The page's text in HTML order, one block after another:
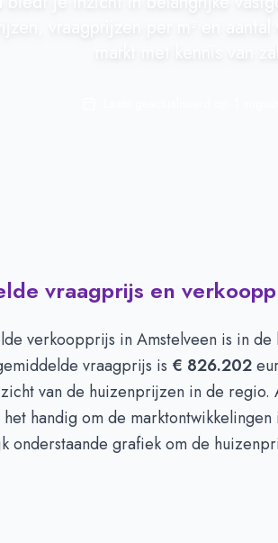
vraagprijs en
verkoopprijs inAmstelveen is in de
vraagprijs is € 826.202
van de huizenprijzen in de regio.
handig om de
onderstaande grafiek om de